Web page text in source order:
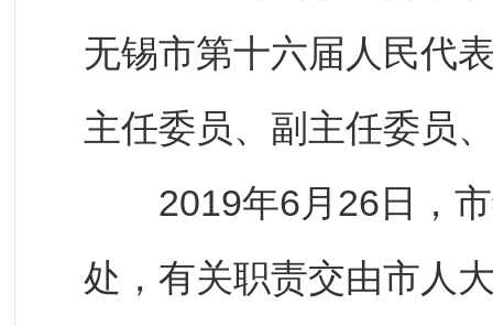
无锡市第十六届人民代
主任委员、副主任委员
2019年6月26日，市
处，有关职责交由市人